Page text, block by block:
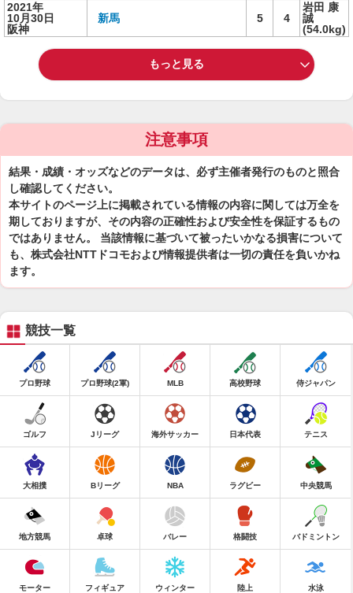
2021年
10月30日
阪神
新馬 5 4
岩田 康
誠
(54.0kg)
もっと見る
注意事項
結果・成績・オッズなどのデータは、必ず主催者発行のものと照合
し確認してください。
本サイトのページ上に掲載されている情報の内容に関しては万全を
期しておりますが、その内容の正確性および安全性を保証するもの
ではありません。 当該情報に基づいて被ったいかなる損害について
も、株式会社NTTドコモおよび情報提供者は一切の責任を負いかね
ます。
競技一覧
プロ野球 プロ野球(2軍) MLB 高校野球 侍ジャパン
ゴルフ Jリーグ 海外サッカー 日本代表 テニス
大相撲 Bリーグ NBA ラグビー 中央競馬
地方競馬 卓球 バレー 格闘技 バドミントン
モーター フィギュア ウィンター 陸上 水泳